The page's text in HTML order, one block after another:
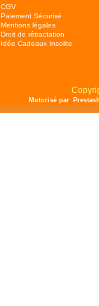
CGV
Paiement Sécurisé
Mentions légales
Droit de rétractation
Idée Cadeaux Insolite
Motorisé par